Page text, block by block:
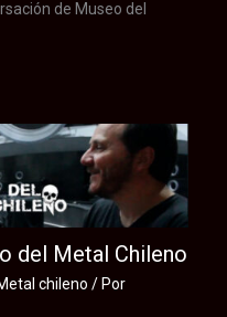
de Museo del
del Metal Chileno
chileno / Por